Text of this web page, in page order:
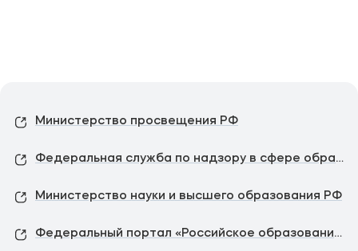
Министерство просвещения РФ
Федеральная служба по надзору в сфере образования и науки
Министерство науки и высшего образования РФ
Федеральный портал «Российское образование»